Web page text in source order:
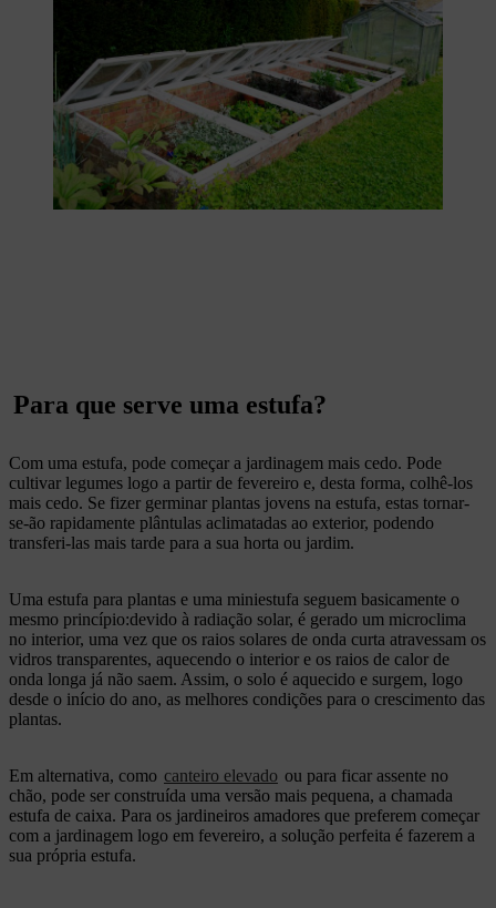
Para que serve uma estufa?
Com uma estufa, pode começar a jardinagem mais cedo. Pode
cultivar legumes logo a partir de fevereiro e, desta forma, colhê-los
mais cedo. Se fizer germinar plantas jovens na estufa, estas tornar-
se-ão rapidamente plântulas aclimatadas ao exterior, podendo
transferi-las mais tarde para a sua horta ou jardim.
Uma estufa para plantas e uma miniestufa seguem basicamente o
mesmo princípio:devido à radiação solar, é gerado um microclima
no interior, uma vez que os raios solares de onda curta atravessam os
vidros transparentes, aquecendo o interior e os raios de calor de
onda longa já não saem. Assim, o solo é aquecido e surgem, logo
desde o início do ano, as melhores condições para o crescimento das
plantas.
Em alternativa, como canteiro elevado ou para ficar assente no
chão, pode ser construída uma versão mais pequena, a chamada
estufa de caixa. Para os jardineiros amadores que preferem começar
com a jardinagem logo em fevereiro, a solução perfeita é fazerem a
sua própria estufa.